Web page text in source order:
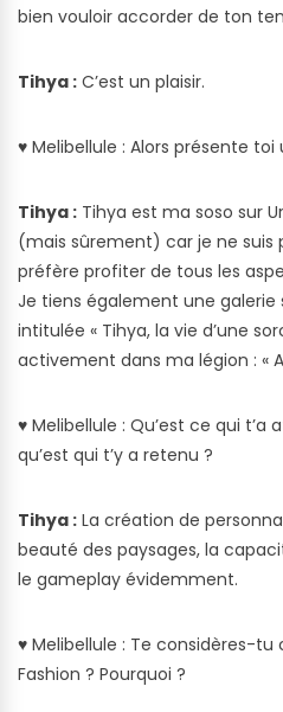
bien vouloir accorder de ton
Tihya : C’est un plaisir.
♥ Melibellule : Alors présente
Tihya : Tihya est ma soso sur
(mais sûrement) car je ne suis
préfère profiter de tous les
Je tiens également une
intitulée « Tihya, la vie d’une
activement dans ma légion : «
♥ Melibellule : Qu’est ce qui t’a
qu’est qui t’y a retenu ?
Tihya : La création de
beauté des paysages, la
le gameplay évidemment.
♥ Melibellule : Te considères-tu
Fashion ? Pourquoi ?